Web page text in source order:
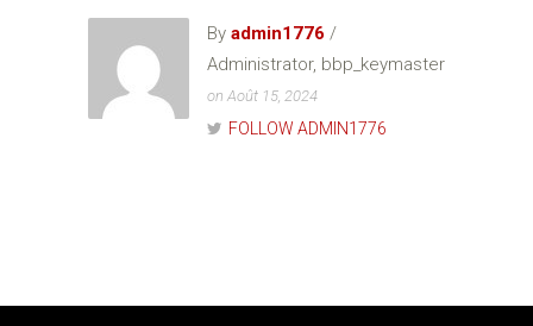
By admin1776 /
Administrator, bbp_keymaster
on Août 15, 2024
FOLLOW ADMIN1776